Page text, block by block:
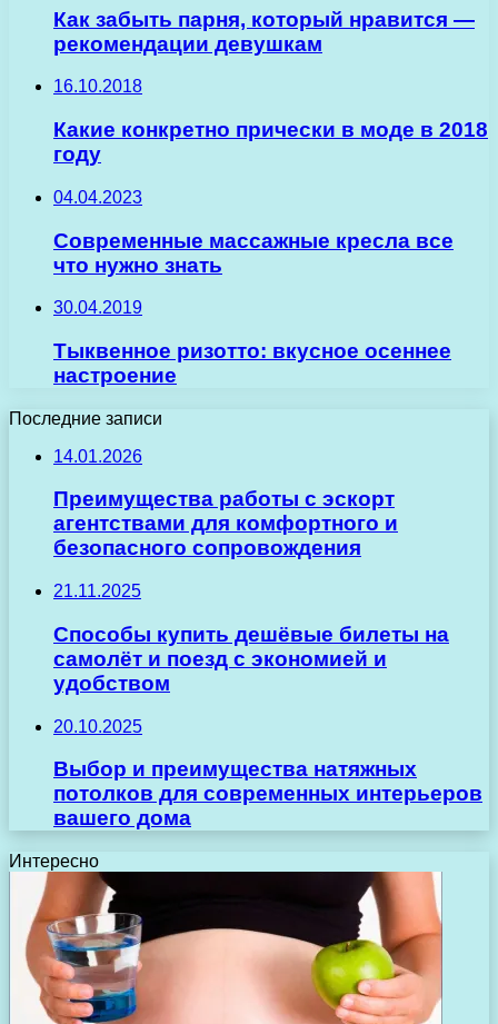
Как забыть парня, который нравится —
рекомендации девушкам
16.10.2018
Какие конкретно прически в моде в 2018
году
04.04.2023
Современные массажные кресла все
что нужно знать
30.04.2019
Тыквенное ризотто: вкусное осеннее
настроение
Последние записи
14.01.2026
Преимущества работы с эскорт
агентствами для комфортного и
безопасного сопровождения
21.11.2025
Способы купить дешёвые билеты на
самолёт и поезд с экономией и
удобством
20.10.2025
Выбор и преимущества натяжных
потолков для современных интерьеров
вашего дома
Интересно